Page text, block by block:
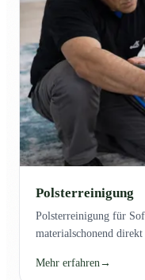
Polsterreinigung
Polsterreinigung für
materialschonend
Mehr erfahren→